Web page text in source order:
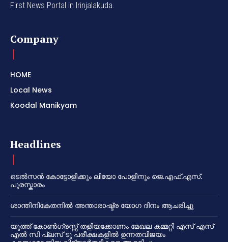
First News Portal in Irinjalakuda.
Company
HOME
Local News
Koodal Manikyam
Headlines
ടെൽസൻ കോട്ടോളിക്കും ലിയോ പോളിനും ജെ.എഫ്.എസ്.
പുരസ്കാരം
ശാന്തിനികേതനിൽ അന്താരാഷ്ട്ര യോഗ ദിനം ആചരിച്ചു
യൂത്ത് കോൺഗ്രസ്സ് തളിയക്കോണം മേഖല കമ്മറ്റി എസ് എസ്
എൽ സി പ്ലസ് ടു പരീക്ഷകളിൽ ഉന്നതവിജയം